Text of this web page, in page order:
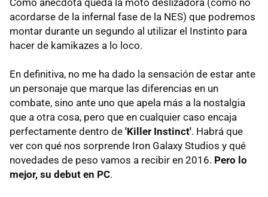
acordarse de la infernal fase de la NES) que podremos
montar durante un segundo al utilizar el Instinto para
hacer de kamikazes a lo loco.
En definitiva, no me ha dado la sensación de estar ante
un personaje que marque las diferencias en un
combate, sino ante uno que apela más a la nostalgia
que a otra cosa, pero que en cualquier caso encaja
perfectamente dentro de 'Killer Instinct'. Habrá que
ver con qué nos sorprende Iron Galaxy Studios y qué
novedades de peso vamos a recibir en 2016. Pero lo
mejor, su debut en PC.